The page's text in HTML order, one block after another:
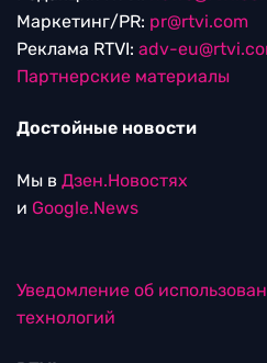
Маркетинг/PR: pr@rtvi.com
Реклама RTVI: adv-
Партнерские материалы
Достойные новости
Мы в Дзен.Новостях
и Google.News
Уведомление об
технологий